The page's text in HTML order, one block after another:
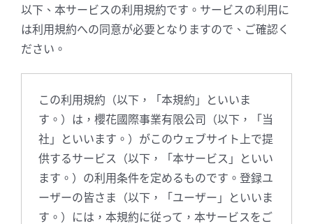
以下、本サービスの利用規約です。サービスの利用に
は利用規約への同意が必要となりますので、ご確認く
ださい。
この利用規約（以下，「本規約」といいま
す。）は，櫻花國際事業有限公司（以下，「当
社」といいます。）がこのウェブサイト上で提
供するサービス（以下，「本サービス」といい
ます。）の利用条件を定めるものです。登録ユ
ーザーの皆さま（以下，「ユーザー」といいま
す。）には，本規約に従って，本サービスをご